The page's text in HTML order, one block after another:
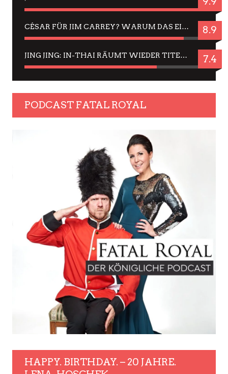
CÉSAR FÜR JIM CARREY? WARUM DAS EINER DER NERVIGSTEN ACTORS IST UND BLEIBT 8.9
JING JING: IN-THAI RÄUMT WIEDER TITEL AB – EIN ZWEI-STUNDEN-ERLEBNISBERICHT 7.4
PODCAST FATAL ROYAL
HAPPY. BIRTHDAY. – 20 JAHRE.